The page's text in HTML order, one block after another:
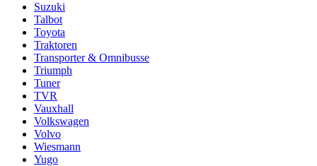
Suzuki
Talbot
Toyota
Traktoren
Transporter & Omnibusse
Triumph
Tuner
TVR
Vauxhall
Volkswagen
Volvo
Wiesmann
Yugo